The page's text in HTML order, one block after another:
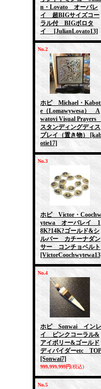
n・Lovato オーバレ
イ 超BIGサイズコー
ラル付 BIGボロタ
イ
[JulianLovato13]
No.2
ホピ Michael・
e（Lomawywesa） A
watovi Visual Prayers
スタンディングディス
プレイ（置き物）
otie17]
No.3
ホピ Victor・Coochw
ytewa オーバレイ 1
8K?14K?ゴールド&シ
ルバー カチーナダン
サー コンチョベルト
[VictorCoochwytewa13]
No.4
ホピ Sonwai インレ
イ ピンクコーラル&
アイボリー&ゴールド
ディバイダーetc TOP
[Sonwai7]
999,999,999円(税込)
No.5